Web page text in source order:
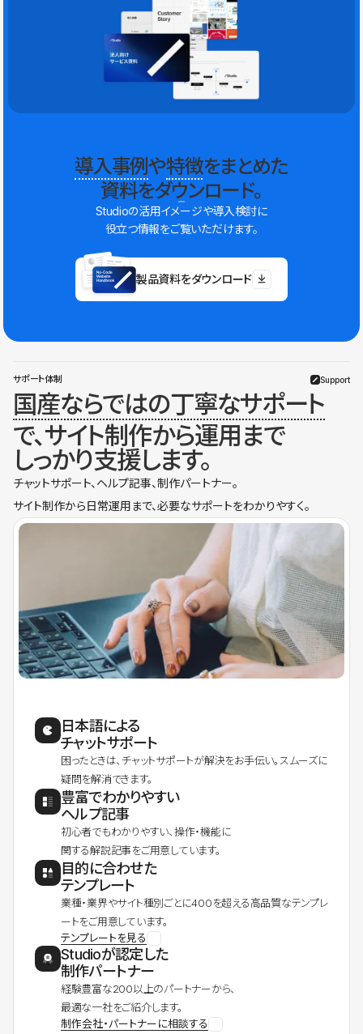
導入事例や特徴をまとめた
資料をダウンロード。
Studioの活用イメージや導入検討に
役立つ情報をご覧いただけます。
製品資料をダウンロード
サポート体制 Support
国産ならではの丁寧なサポート
で、サイト制作から運用まで
しっかり支援します。
チャットサポート、ヘルプ記事、制作パートナー。
サイト制作から日常運用まで、必要なサポートをわかりやすく。
日本語による
チャットサポート
困ったときは、チャットサポートが解決をお手伝い。スムーズに
疑問を解消できます。
豊富でわかりやすい
ヘルプ記事
初心者でもわかりやすい、操作・機能に
関する解説記事をご用意しています。
目的に合わせた
テンプレート
業種・業界やサイト種別ごとに400を超える高品質なテンプレ
ートをご用意しています。
テンプレートを見る
Studioが認定した
制作パートナー
経験豊富な200以上のパートナーから、
最適な一社をご紹介します。
制作会社・パートナーに相談する